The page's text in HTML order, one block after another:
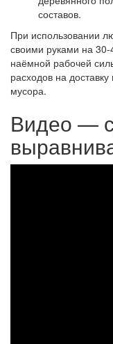
составов.
При использовании
своими руками на
наёмной рабочей
расходов на
мусора.
Видео —